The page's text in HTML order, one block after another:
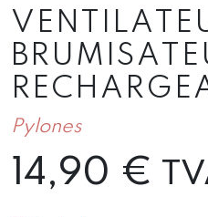
Pylones
14,90 €